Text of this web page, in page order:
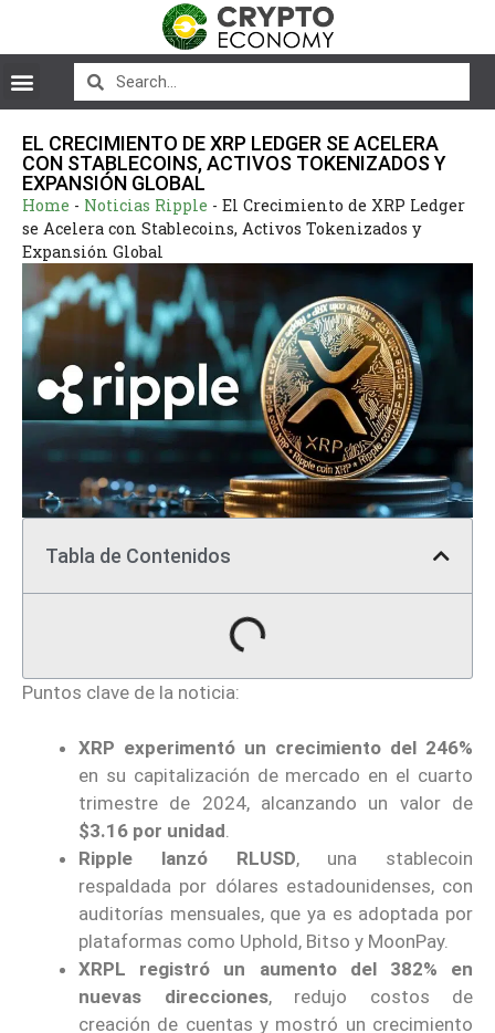
EL CRECIMIENTO DE XRP LEDGER SE ACELERA
CON STABLECOINS, ACTIVOS TOKENIZADOS Y
EXPANSIÓN GLOBAL
Home - Noticias Ripple - El Crecimiento de XRP Ledger
se Acelera con Stablecoins, Activos Tokenizados y
Expansión Global
Tabla de Contenidos
Puntos clave de la noticia:
XRP experimentó un crecimiento del 246%
en su capitalización de mercado en el cuarto
trimestre de 2024, alcanzando un valor de
$3.16 por unidad.
Ripple lanzó RLUSD, una stablecoin
respaldada por dólares estadounidenses, con
auditorías mensuales, que ya es adoptada por
plataformas como Uphold, Bitso y MoonPay.
XRPL registró un aumento del 382% en
nuevas direcciones, redujo costos de
creación de cuentas y mostró un crecimiento